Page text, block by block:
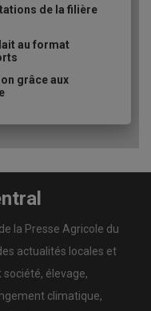
de la filière
au format
grâce aux
la Presse Agricole du
actualités locales et
élevage,
climatique,